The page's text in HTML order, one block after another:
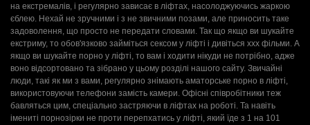
на екстремалів, і регулярно зависає в ліфтах, насолоджуючись жаркою
єблею. Нехай не зручними і з не звичними позами, але приносить таке
задоволення, що просто не передати словами. Так що якщо ви шукайте
екстриму, то обов'язково займіться сексом у ліфті і дивіться ххх фільми. А
якщо ви шукайте порно у ліфті, то вам і ходити нікуди не потрібно, адже
воно відсортовано та зібрано у цьому розділі нашого сайту. Звичайні
люди, такі як ми з вами, регулярно знімають аматорське порно в ліфті,
використовуючи телефони замість камери. Офісні співробітники теж
бавляться цим, спеціально застряючи в ліфтах на роботі. Та навіть
імениті порнозірки не проти перепхатись у ліфті, який їде з 1 на 101